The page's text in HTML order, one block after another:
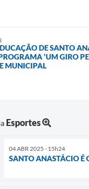
DE SANTO
‘UM GIRO
MUNICIPAL
Esportes
04 ABR 2025 - 15h24
SANTO ANASTÁCIO É